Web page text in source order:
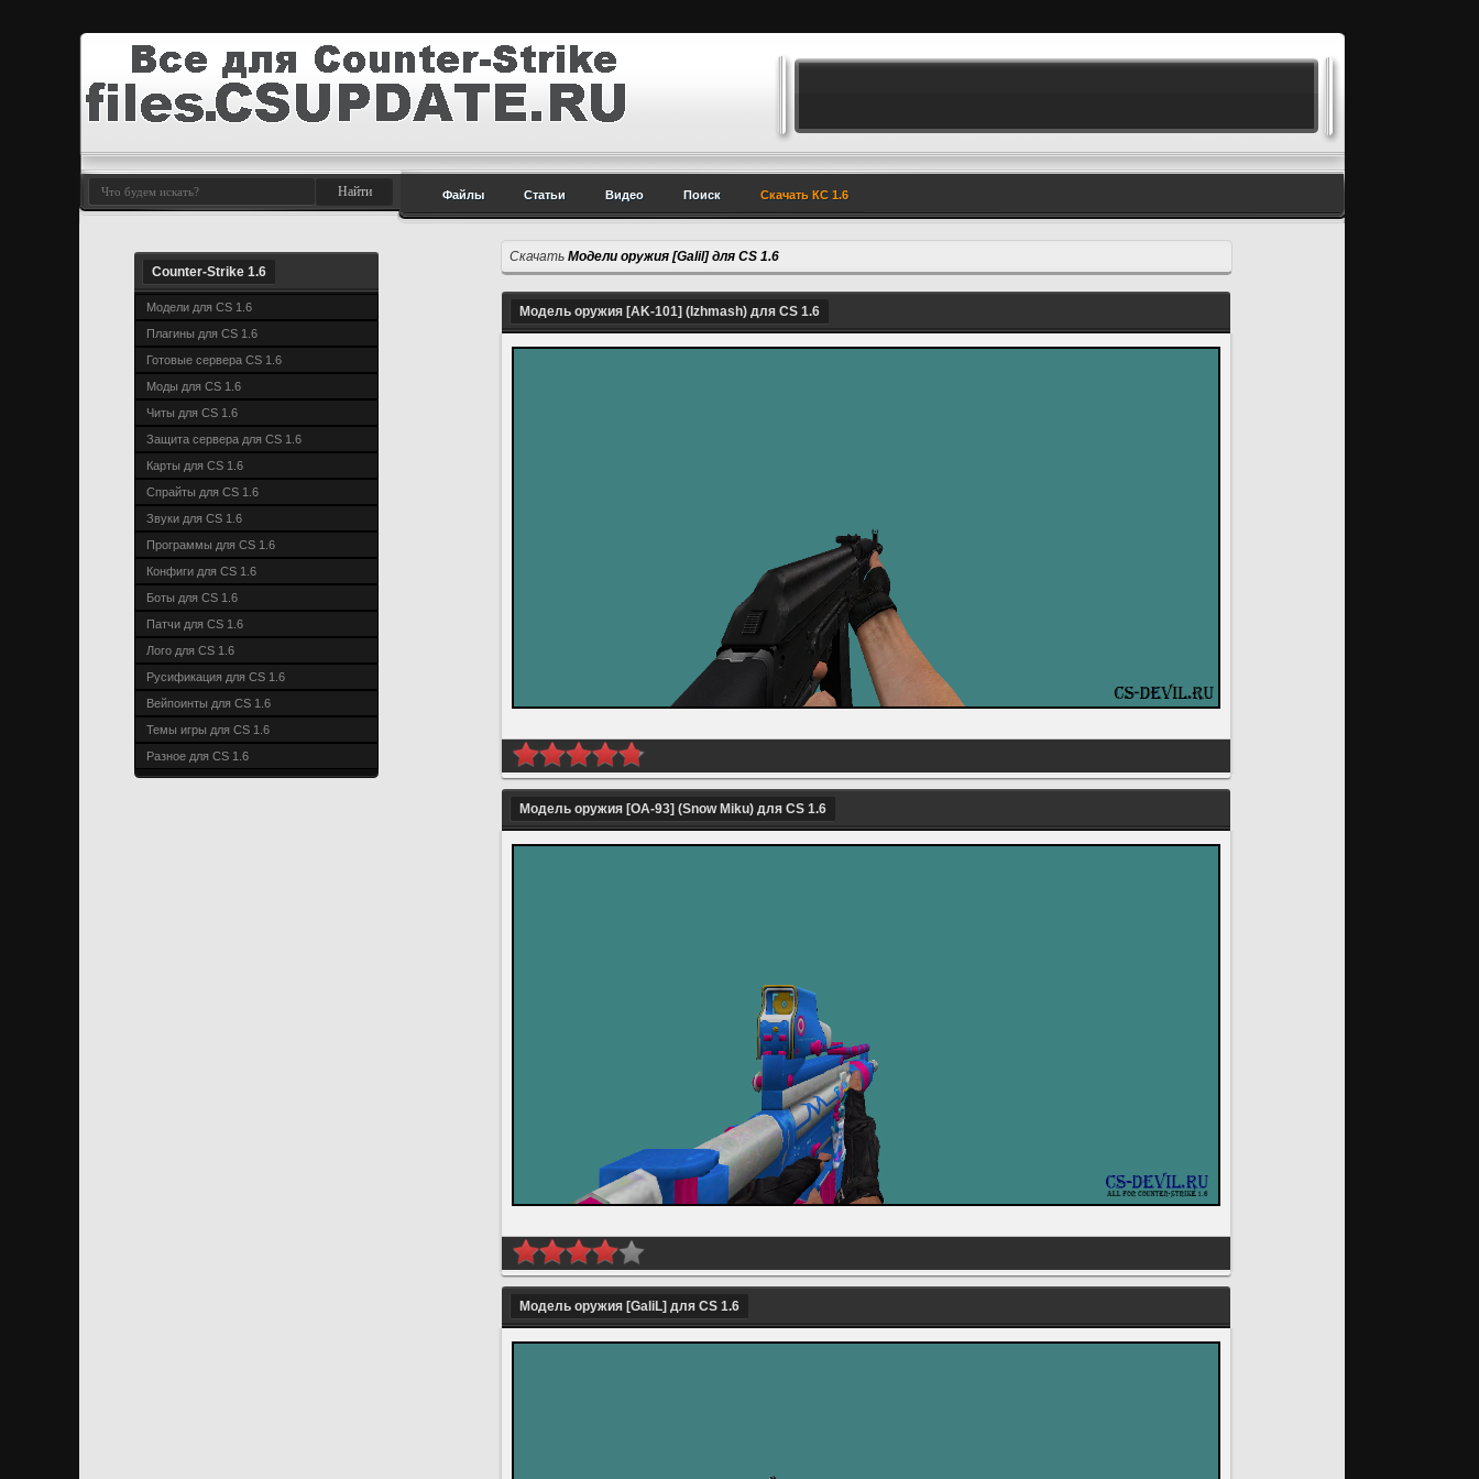
Файлы Статьи Видео Поиск Скачать КС 1.6
Counter-Strike 1.6
Модели для CS 1.6
Плагины для CS 1.6
Готовые сервера CS 1.6
Моды для CS 1.6
Читы для CS 1.6
Защита сервера для CS 1.6
Карты для CS 1.6
Спрайты для CS 1.6
Звуки для CS 1.6
Программы для CS 1.6
Конфиги для CS 1.6
Боты для CS 1.6
Патчи для CS 1.6
Лого для CS 1.6
Русификация для CS 1.6
Вейпоинты для CS 1.6
Темы игры для CS 1.6
Разное для CS 1.6
Скачать Модели оружия [Galil] для CS 1.6
Модель оружия [AK-101] (Izhmash) для CS 1.6
Модель оружия [OA-93] (Snow Miku) для CS 1.6
Модель оружия [GaliL] для CS 1.6